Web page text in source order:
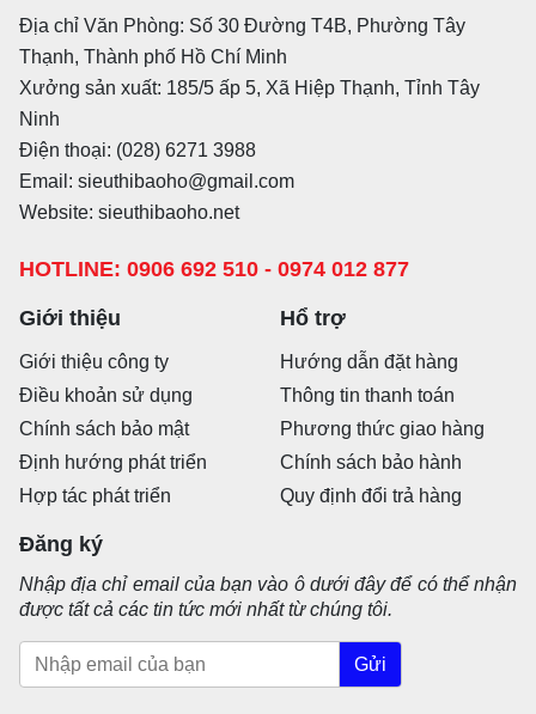
Địa chỉ Văn Phòng: Số 30 Đường T4B, Phường Tây
Thạnh, Thành phố Hồ Chí Minh
Xưởng sản xuất: 185/5 ấp 5, Xã Hiệp Thạnh, Tỉnh Tây
Ninh
Điện thoại: (028) 6271 3988
Email: sieuthibaoho@gmail.com
Website: sieuthibaoho.net
HOTLINE: 0906 692 510 - 0974 012 877
Giới thiệu
Giới thiệu công ty
Điều khoản sử dụng
Chính sách bảo mật
Định hướng phát triển
Hợp tác phát triển
Hổ trợ
Hướng dẫn đặt hàng
Thông tin thanh toán
Phương thức giao hàng
Chính sách bảo hành
Quy định đổi trả hàng
Đăng ký
Nhập địa chỉ email của bạn vào ô dưới đây để có thể nhận
được tất cả các tin tức mới nhất từ chúng tôi.
Gửi